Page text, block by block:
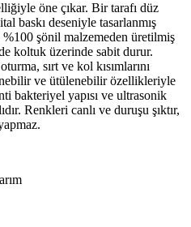
öne çıkar. Bir tarafı düz
baskı deseniyle tasarlanmış
%100 şönil malzemeden üretilmiş
koltuk üzerinde sabit durur.
sırt ve kol kısımlarını
ve ütülenebilir özellikleriyle
bakteriyel yapısı ve ultrasonik
Renkleri canlı ve duruşu şıktır,